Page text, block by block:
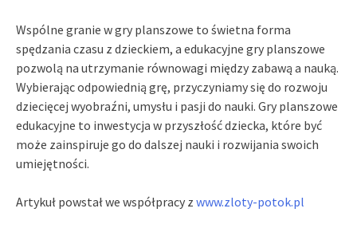
Wspólne granie w gry planszowe to świetna forma
spędzania czasu z dzieckiem, a edukacyjne gry planszowe
pozwolą na utrzymanie równowagi między zabawą a nauką.
Wybierając odpowiednią grę, przyczyniamy się do rozwoju
dziecięcej wyobraźni, umysłu i pasji do nauki. Gry planszowe
edukacyjne to inwestycja w przyszłość dziecka, które być
może zainspiruje go do dalszej nauki i rozwijania swoich
umiejętności.
Artykuł powstał we współpracy z www.zloty-potok.pl